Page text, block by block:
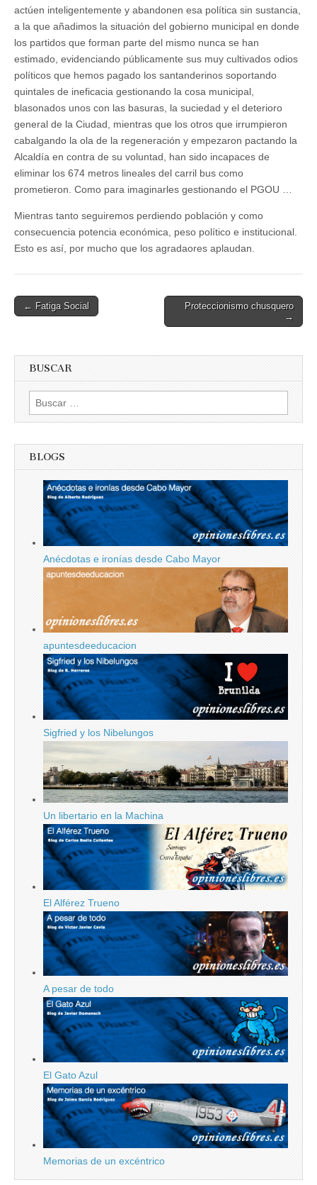
actúen inteligentemente y abandonen esa política sin sustancia,
a la que añadimos la situación del gobierno municipal en donde
los partidos que forman parte del mismo nunca se han
estimado, evidenciando públicamente sus muy cultivados odios
políticos que hemos pagado los santanderinos soportando
quintales de ineficacia gestionando la cosa municipal,
blasonados unos con las basuras, la suciedad y el deterioro
general de la Ciudad, mientras que los otros que irrumpieron
cabalgando la ola de la regeneración y empezaron pactando la
Alcaldía en contra de su voluntad, han sido incapaces de
eliminar los 674 metros lineales del carril bus como
prometieron. Como para imaginarles gestionando el PGOU …
Mientras tanto seguiremos perdiendo población y como
consecuencia potencia económica, peso político e institucional.
Esto es así, por mucho que los agradaores aplaudan.
Post
← Fatiga Social
Proteccionismo chusquero
→
BUSCAR
Buscar:
BLOGS
Anécdotas e ironías desde Cabo Mayor
apuntesdeeducacion
Sigfried y los Nibelungos
Un libertario en la Machina
El Alférez Trueno
A pesar de todo
El Gato Azul
Memorias de un excéntrico